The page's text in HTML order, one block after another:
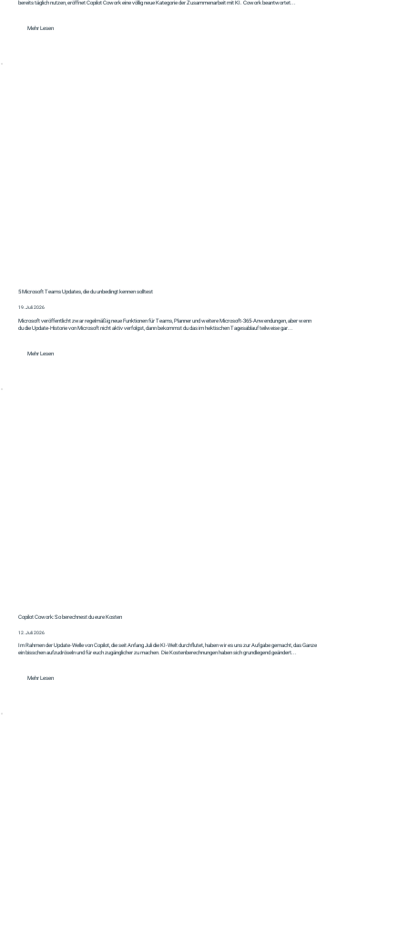
bereits täglich nutzen, eröffnet Copilot Cowork eine völlig neue Kategorie der Zusammenarbeit mit KI. Cowork beantwortet...
Mehr Lesen
5 Microsoft Teams Updates, die du unbedingt kennen solltest
19. Juli 2026
Microsoft veröffentlicht zwar regelmäßig neue Funktionen für Teams, Planner und weitere Microsoft-365-Anwendungen, aber wenn
du die Update-Historie von Microsoft nicht aktiv verfolgst, dann bekommst du das im hektischen Tagesablauf teilweise gar...
Mehr Lesen
Copilot Cowork: So berechnest du eure Kosten
12. Juli 2026
Im Rahmen der Update-Welle von Copilot, die seit Anfang Juli die KI-Welt durchflutet, haben wir es uns zur Aufgabe gemacht, das Ganze
ein bisschen aufzudröseln und für euch zugänglicher zu machen. Die Kostenberechnungen haben sich grundlegend geändert...
Mehr Lesen